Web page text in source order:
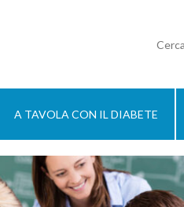
A TAVOLA CON IL DIABETE